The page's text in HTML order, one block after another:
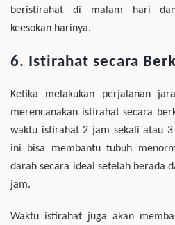
beristirahat di malam hari
keesokan harinya.
6. Istirahat secara
Ketika melakukan perjalanan
merencanakan istirahat secara
waktu istirahat 2 jam sekali atau
ini bisa membantu tubuh
darah secara ideal setelah berada
jam.
Waktu istirahat juga akan